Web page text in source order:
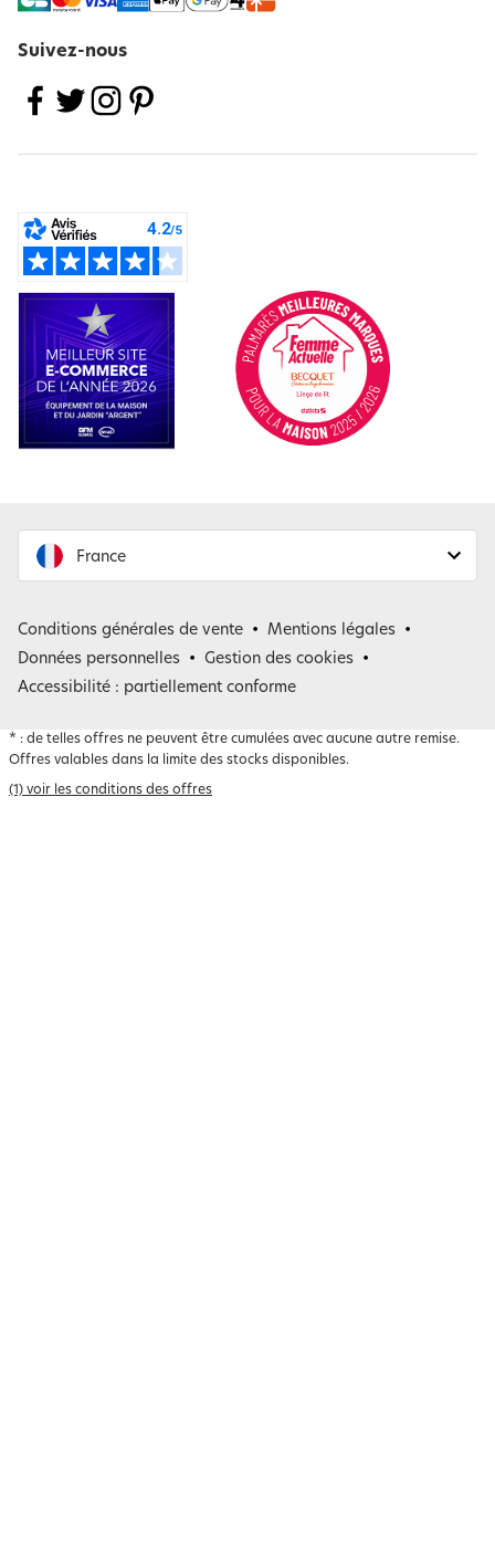
Suivez-nous
France
Belgique
Conditions générales de vente
Mentions légales
Données personnelles
Gestion des cookies
Accessibilité : partiellement conforme
* : de telles offres ne peuvent être cumulées avec aucune autre remise.
Offres valables dans la limite des stocks disponibles.
(1) voir les conditions des offres